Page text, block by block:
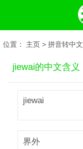
位置： 主页 > 拼音转中文
jiewai的中文含义
jiewai
界外